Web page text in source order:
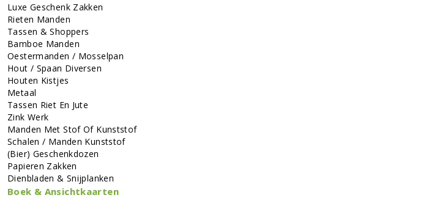
Luxe Geschenk Zakken
Rieten Manden
Tassen & Shoppers
Bamboe Manden
Oestermanden / Mosselpan
Hout / Spaan Diversen
Houten Kistjes
Metaal
Tassen Riet En Jute
Zink Werk
Manden Met Stof Of Kunststof
Schalen / Manden Kunststof
(bier) Geschenkdozen
Papieren Zakken
Dienbladen & Snijplanken
Boek & Ansichtkaarten